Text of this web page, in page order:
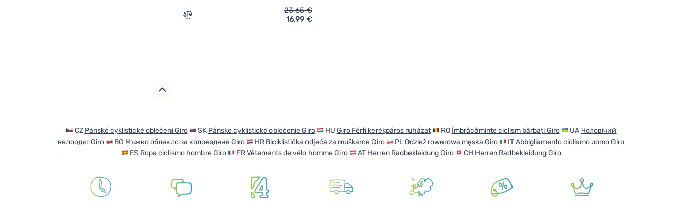
Zum Vergleich 'Fahrradhandschuhe Giro JagEtte 2025' hinzufügen
23,65€
16,99 €
CZ Pánské cyklistické oblečení Giro SK Pánske cyklistické oblečenie Giro HU Giro Férfi kerékpáros ruházat ROÎmbrăcăminte ciclism bărbați Giro UAЧоловічий
велоодяг Giro
BG Мъжко облекло за колоездене Giro HR Biciklistička odjeća za muškarce Giro PLOdzież rowerowa męska Giro ITAbbigliamento ciclismo uomo Giro
ES Ropa ciclismo hombre Giro FRVêtements de vélo homme Giro AT Herren Radbekleidung Giro CH Herren Radbekleidung Giro